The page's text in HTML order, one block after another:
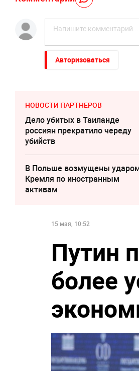
Авторизоваться
НОВОСТИ ПАРТНЕРОВ
Дело убитых в Таиланде
россиян прекратило череду
убийств
В Польше возмущены
Кремля по иностранным
активам
15 мая, 10:52
Путин
более